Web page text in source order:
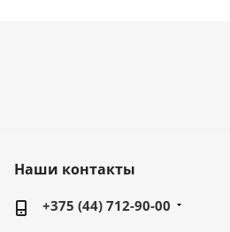
Наши контакты
+375 (44) 712-90-00